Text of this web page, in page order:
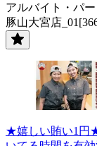
アルバイト・パー
豚山大宮店
★嬉しい賄い1円